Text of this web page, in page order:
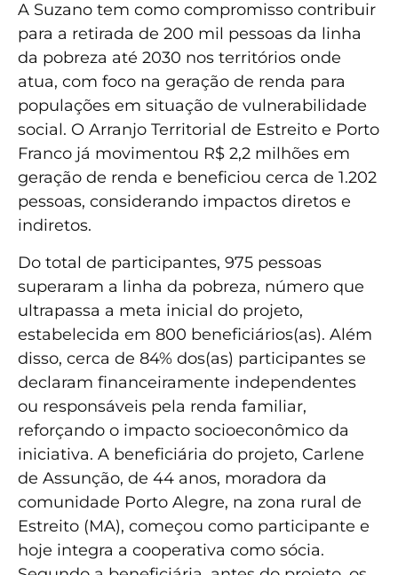
A Suzano tem como compromisso contribuir
para a retirada de 200 mil pessoas da linha
da pobreza até 2030 nos territórios onde
atua, com foco na geração de renda para
populações em situação de vulnerabilidade
social. O Arranjo Territorial de Estreito e Porto
Franco já movimentou R$ 2,2 milhões em
geração de renda e beneficiou cerca de 1.202
pessoas, considerando impactos diretos e
indiretos.
Do total de participantes, 975 pessoas
superaram a linha da pobreza, número que
ultrapassa a meta inicial do projeto,
estabelecida em 800 beneficiários(as). Além
disso, cerca de 84% dos(as) participantes se
declaram financeiramente independentes
ou responsáveis pela renda familiar,
reforçando o impacto socioeconômico da
iniciativa. A beneficiária do projeto, Carlene
de Assunção, de 44 anos, moradora da
comunidade Porto Alegre, na zona rural de
Estreito (MA), começou como participante e
hoje integra a cooperativa como sócia.